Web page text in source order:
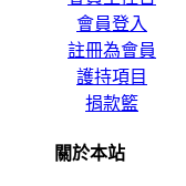
會員登入
註冊為會員
護持項目
捐款籃
關於本站